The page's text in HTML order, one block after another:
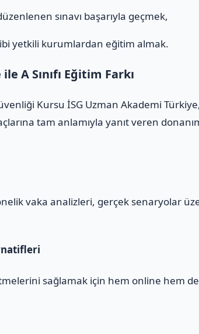
sınavı başarıyla geçmek,
yetkili kurumlardan eğitim almak.
A Sınıfı Eğitim Farkı
Kursu İSG Uzman Akademi
tam anlamıyla yanıt veren
vaka analizleri, gerçek senaryolar
sağlamak için hem online hem